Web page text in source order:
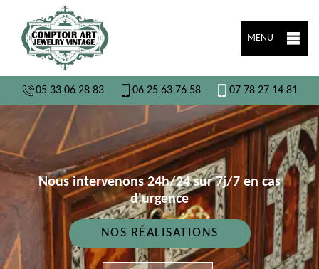
MENU
05 33 06 28 83 06 25 63 76 58 07 78 27 14 81
Nous intervenons 24h/24 sur 7j/7 en cas
d'urgence
NOS RÉALISATIONS